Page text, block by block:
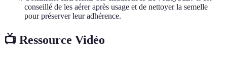
conseillé de les aérer après usage et de nettoyer la semelle
pour préserver leur adhérence.
📺 Ressource Vidéo